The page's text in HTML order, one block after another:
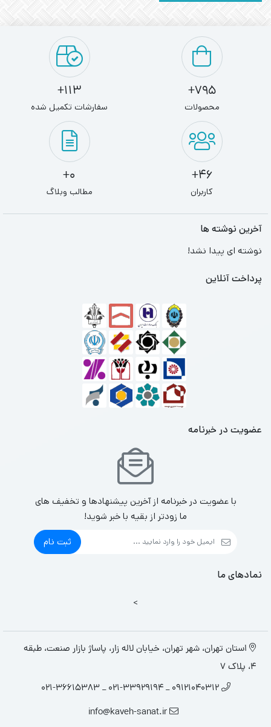
795+
محصولات
113+
سفارشات تکمیل شده
46+
کاربران
0+
مطالب وبلاگ
آخرین نوشته ها
نوشته ای پیدا نشد!
پرداخت آنلاین
عضویت در خبرنامه
با عضویت در خبرنامه از آخرین پیشنهادها و تخفیف های
ما زودتر از بقیه با خبر شوید!
ثبت نام
نمادهای ما
>
استان تهران، شهر تهران، خیابان لاله زار، پاساژ بازار صنعت، طبقه
4، پلاک 7
09121040312 _ 021-33929194 _ 021-36615383
info@kaveh-sanat.ir